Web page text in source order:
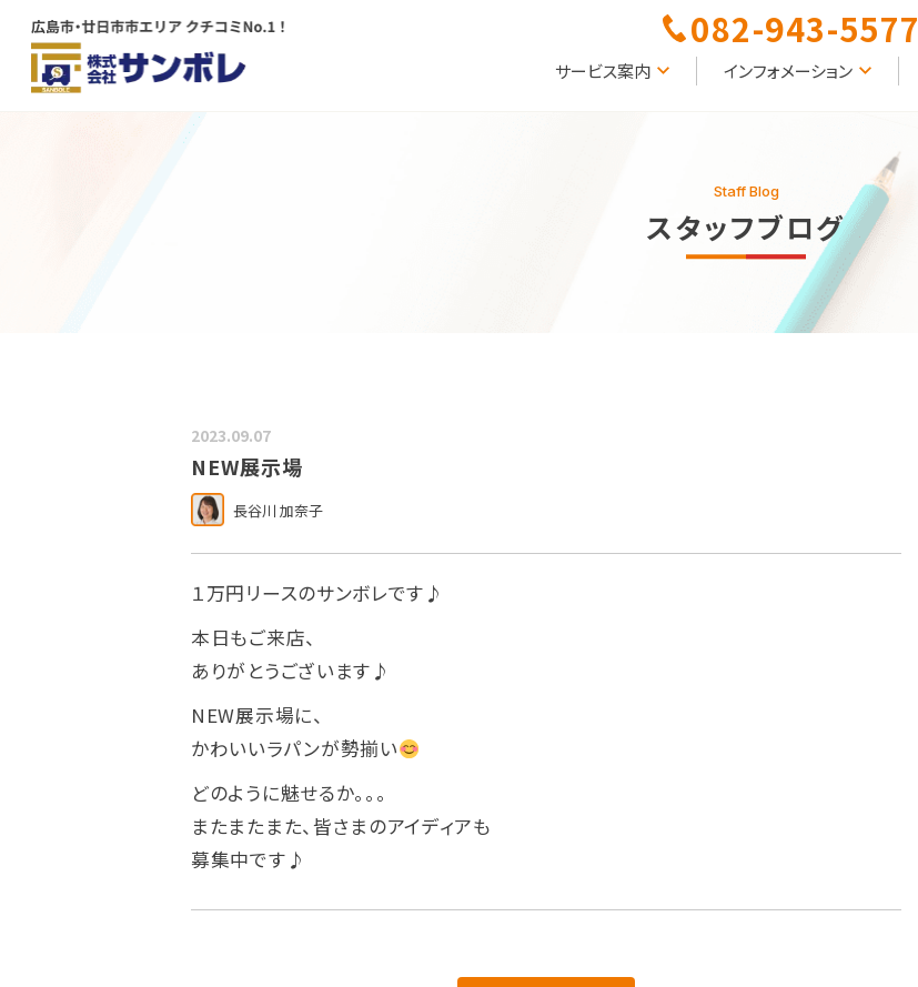
メインコンテンツにスキップする
082-943-5577
サービス案内 インフォメーション
Staff Blog
スタッフブログ
2023.09.07
NEW展示場
長谷川 加奈子
１万円リースのサンボレです♪
本日もご来店、
ありがとうございます♪
NEW展示場に、
かわいいラパンが勢揃い
どのように魅せるか。。。
またまたまた、皆さまのアイディアも
募集中です♪